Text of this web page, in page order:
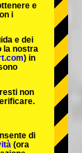
e
i
e dei
la nostra
) in
non
di
(ora